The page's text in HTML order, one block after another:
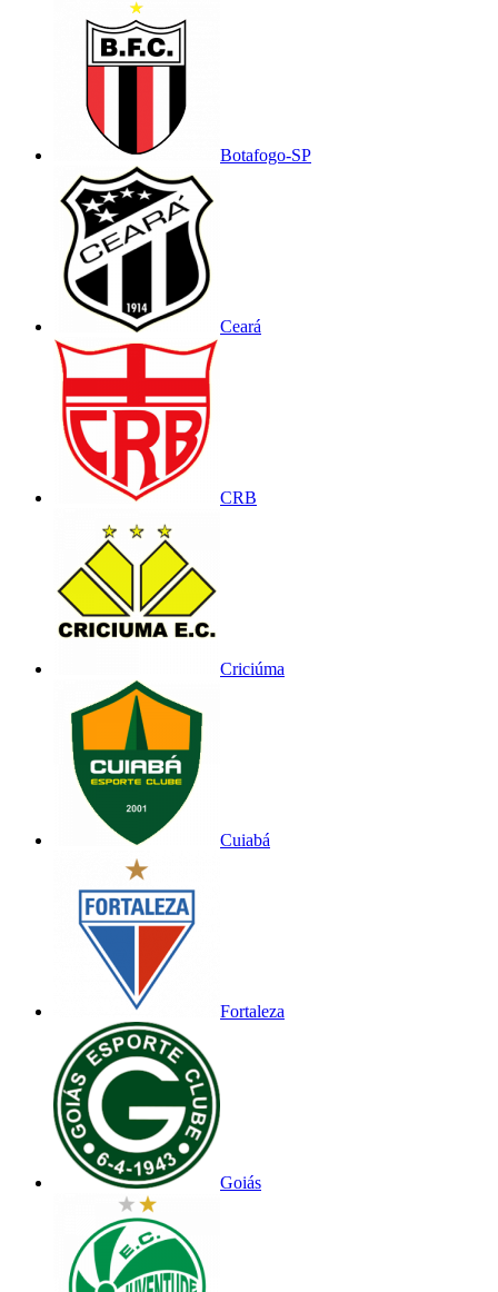
Botafogo-SP
Ceará
CRB
Criciúma
Cuiabá
Fortaleza
Goiás